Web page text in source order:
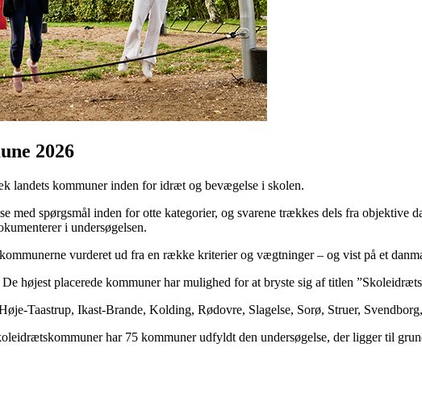
2026
landets kommuner inden for idræt og bevægelse i skolen.
med spørgsmål inden for otte kategorier, og svarene trækkes dels fra
i undersøgelsen.
vurderet ud fra en række kriterier og vægtninger – og vist på et
højest placerede kommuner har mulighed for at bryste sig af titlen
Taastrup, Ikast-Brande, Kolding, Rødovre, Slagelse, Sorø, Struer,
har 75 kommuner udfyldt den undersøgelse, der ligger til